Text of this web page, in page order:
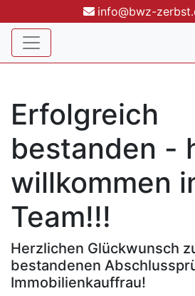
info@bwz-
Erfolgreich
bestanden -
willkommen
Team!!!
Herzlichen Glückwunsch
bestandenen
Immobilienkauffrau!